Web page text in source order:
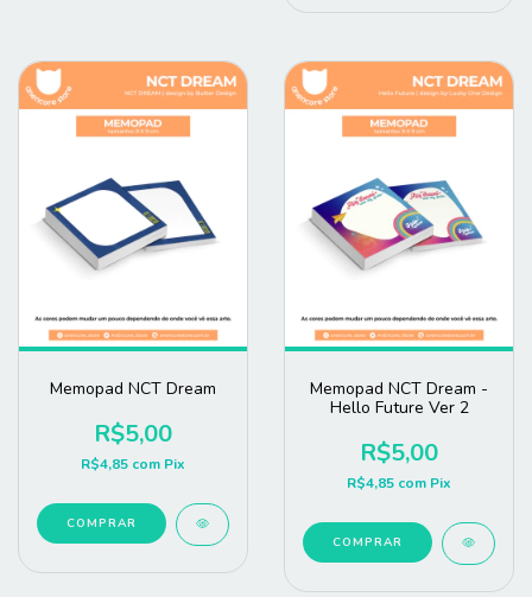
Memopad NCT Dream
R$5,00
R$4,85 com Pix
COMPRAR
Memopad NCT Dream -
Hello Future Ver 2
R$5,00
R$4,85 com Pix
COMPRAR